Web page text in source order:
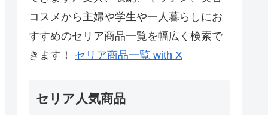
コスメから主婦や学生や一人暮らしにお
すすめのセリア商品一覧を幅広く検索で
きます！ セリア商品一覧 with X
セリア人気商品